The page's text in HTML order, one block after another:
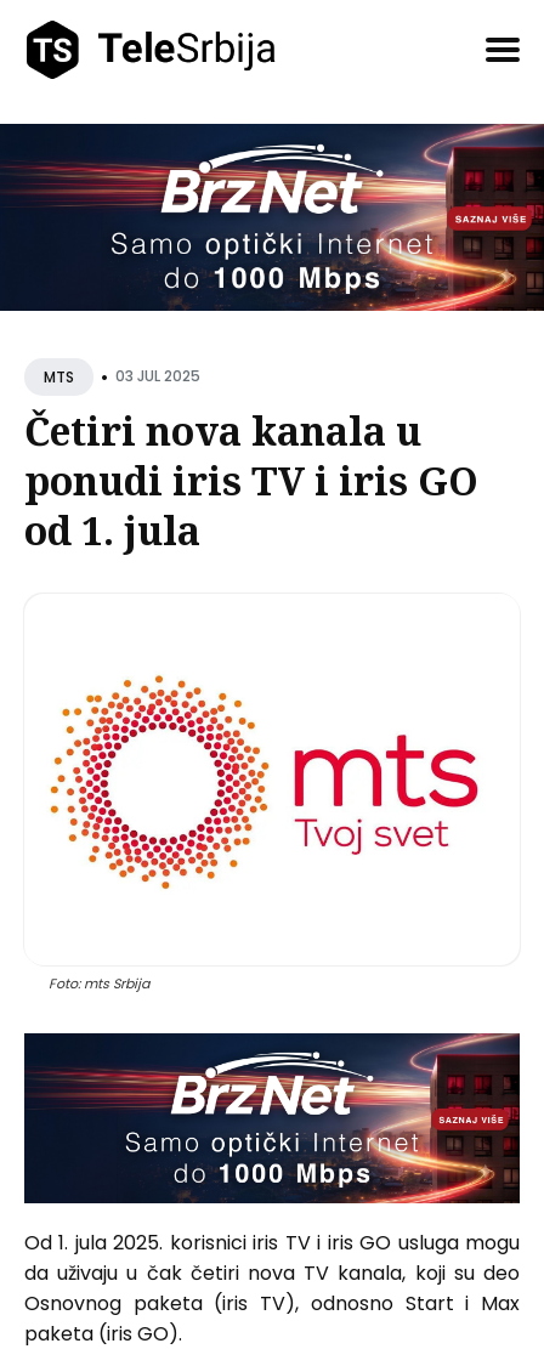
MTS • 03 JUL 2025
Četiri nova kanala u
ponudi iris TV i iris GO
od 1. jula
Foto: mts Srbija
Od 1. jula 2025. korisnici iris TV i iris GO usluga mogu
da uživaju u čak četiri nova TV kanala, koji su deo
Osnovnog paketa (iris TV), odnosno Start i Max
paketa (iris GO).